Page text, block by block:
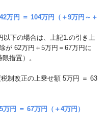
万円 ＝ 104万円（＋9万円～＋
以下の場合は、上記1.の引き上
が 62万円＋5万円＝67万円に
措置）。
制改正の上乗せ額 5万円 ＝ 63
円 ＝ 67万円（＋4万円）